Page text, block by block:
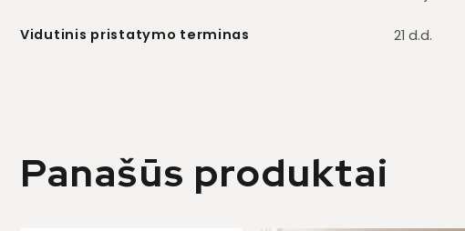
Vidutinis pristatymo terminas 21 d.d.
Panašūs produktai